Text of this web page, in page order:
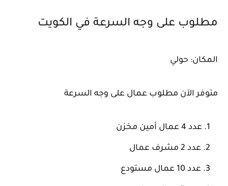
مطلوب على وجه السرعة في الكويت
المكان: حولي
متوفر الآن مطلوب عمال على وجه السرعة
عدد 4 عمال أمين مخزن
عدد 2 مشرف عمال
عدد 10 عمال مستودع